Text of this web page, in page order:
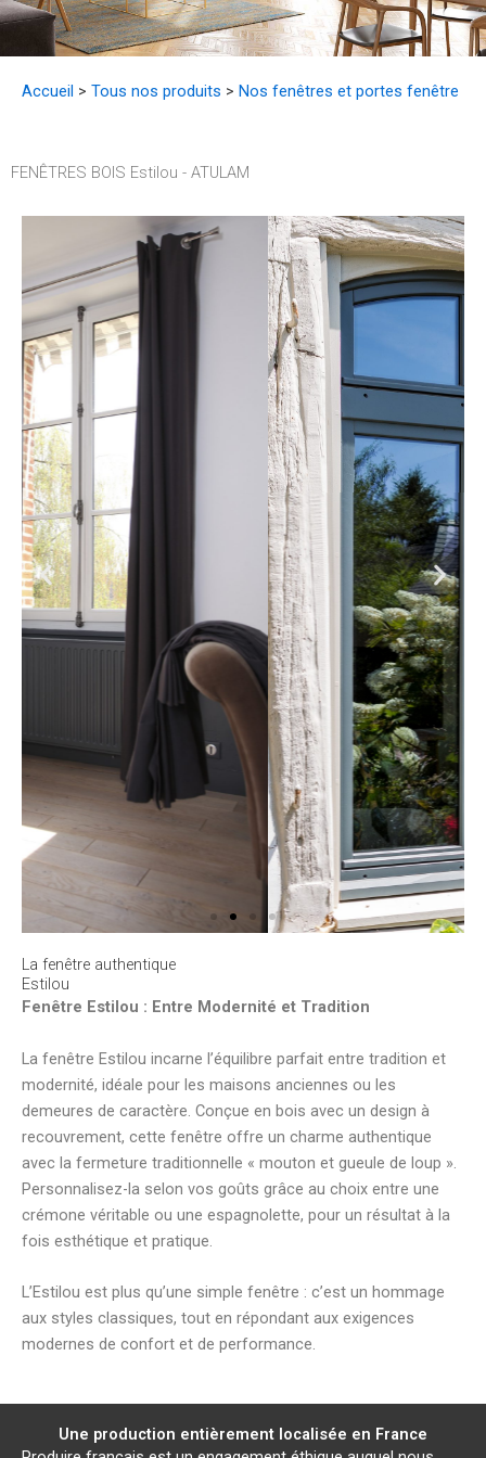
Accueil > Tous nos produits > Nos fenêtres et portes fenêtre
FENÊTRES BOIS Estilou - ATULAM
La fenêtre authentique
Estilou
Fenêtre Estilou : Entre Modernité et Tradition
La fenêtre Estilou incarne l’équilibre parfait entre tradition et
modernité, idéale pour les maisons anciennes ou les
demeures de caractère. Conçue en bois avec un design à
recouvrement, cette fenêtre offre un charme authentique
avec la fermeture traditionnelle « mouton et gueule de loup ».
Personnalisez-la selon vos goûts grâce au choix entre une
crémone véritable ou une espagnolette, pour un résultat à la
fois esthétique et pratique.
L’Estilou est plus qu’une simple fenêtre : c’est un hommage
aux styles classiques, tout en répondant aux exigences
modernes de confort et de performance.
Une production entièrement localisée en France